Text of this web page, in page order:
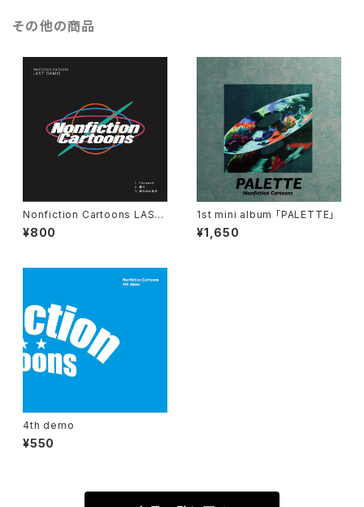
その他の商品
Nonfiction Cartoons LAST
DEMO
¥800
1st mini album 「PALETTE」
¥1,650
4th demo
¥550